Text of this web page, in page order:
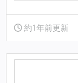
約1年前更新